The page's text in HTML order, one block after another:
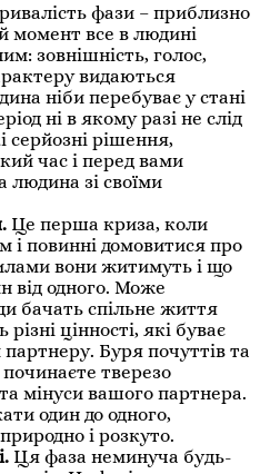
фази – приблизно
момент все в людині
зовнішність, голос,
видаються
ніби перебуває у стані
ні в якому разі не слід
серйозні рішення,
час і перед вами
людина зі своїми
Це перша криза, коли
і повинні домовитися про
вони житимуть і що
від одного. Може
бачать спільне життя
цінності, які буває
Буря почуттів та
тверезо
мінуси вашого партнера.
один до одного,
і розкуто.
Ця фаза неминуча будь-